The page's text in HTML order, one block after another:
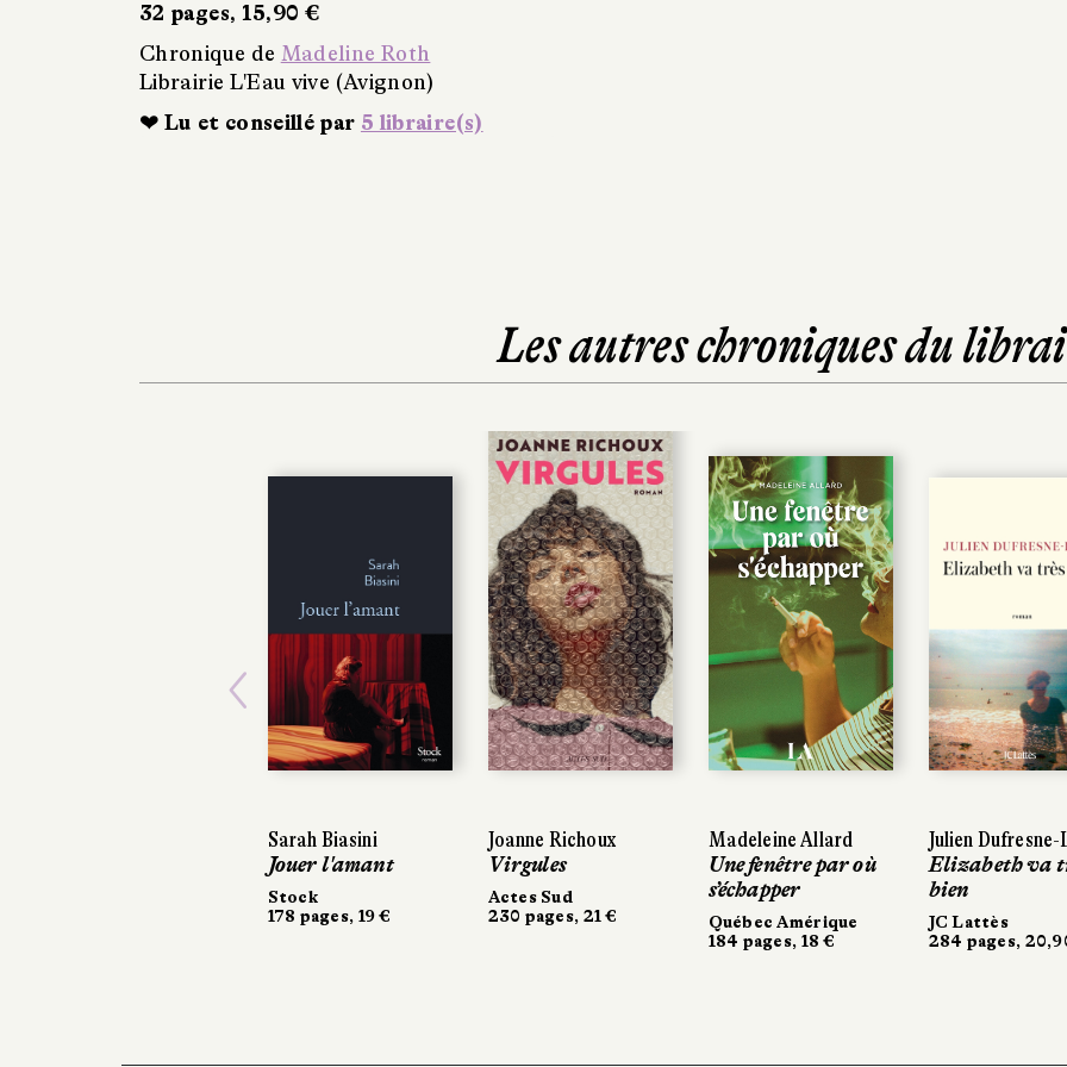
32 pages, 15,90 €
Chronique de Madeline Roth
Librairie L'Eau vive (Avignon)
❤ Lu et conseillé par 5 libraire(s)
Les autres chroniques du
Sarah Biasini
Jouer l'amant
Stock
178 pages, 19 €
Joanne Richoux
Virgules
Actes Sud
230 pages, 21 €
Madeleine Allard
Une fenêtre par où
s’échapper
Québec Amérique
184 pages, 18 €
Julien
Elizabeth va
bien
JC Lattès
284 pages,
Previous